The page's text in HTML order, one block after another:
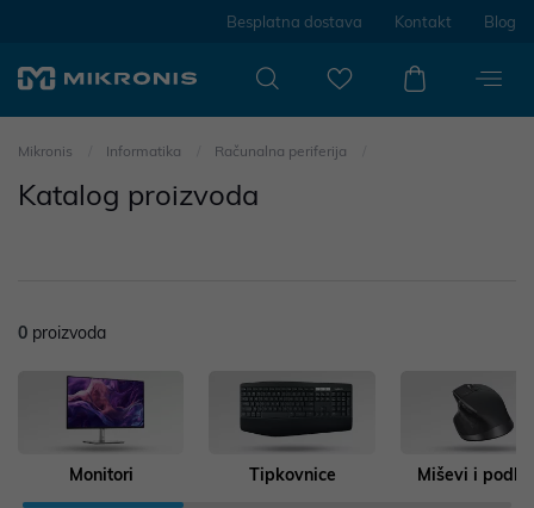
Besplatna dostava Kontakt Blog
Mikronis Informatika Računalna periferija
Katalog proizvoda
0 proizvoda
Monitori Tipkovnice Miševi i